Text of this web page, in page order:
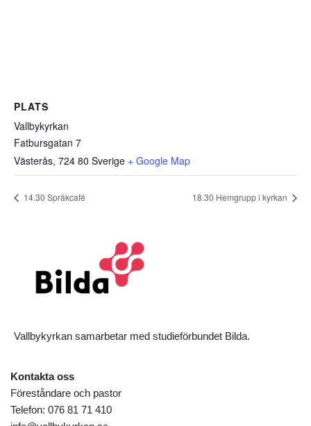
PLATS
Vallbykyrkan
Fatbursgatan 7
Västerås, 724 80 Sverige + Google Map
14.30 Språkcafé 18.30 Hemgrupp i kyrkan
Vallbykyrkan samarbetar med studieförbundet Bilda.
Kontakta oss
Föreståndare och pastor
Telefon: 076 81 71 410